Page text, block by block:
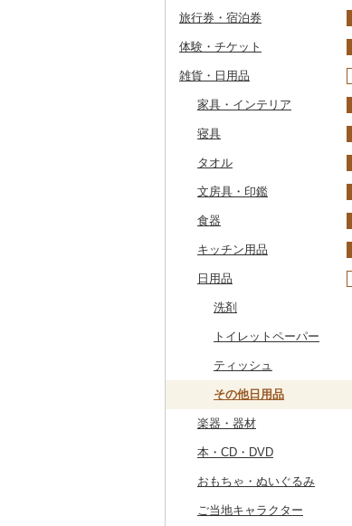
常陸牛
上州牛
飛騨牛
近江牛
神戸牛・神戸ビーフ
但馬牛
土佐あかうし
佐賀牛
長崎和牛
あか牛
宮崎牛
その他牛肉（精肉）
その他鶏肉
しじみ
サザエ
はまぐり
その他貝
イワシ
カツオ
金目鯛
クエ
くじら
サバ
さんま
鯛
のどぐろ
ふぐ
ブリ
ほっけ
その他鮮魚
タコ
海苔
わかめ
ひじき
その他海苔・海藻
干物
ししゃも
その他干物
その他魚介・加工品
しらす・ちりめん
かまぼこ・練り製品
その他魚介・加工品
あきたこまち
ひとめぼれ
ミルキークィーン
ななつぼし
その他米
みかん
レモン
不知火・デコポン
せとか
文旦
まどんな
ポンカン
その他柑橘
すいか
キウイ
柿（カキ）
ドライフルーツ
干し柿
干し芋
その他ドライフルーツ
その他果物
びわ
ブルーベリー
パイナップル
栗
その他果物
自然薯
レンコン
にんにく・生姜
その他根菜
きのこ
しいたけ
松茸
その他きのこ
その他野菜
山菜
かぼちゃ
茄子
レタス
その他野菜
その他日本酒
黒糖焼酎
その他焼酎
白ワイン
赤ワイン
シャンパン・スパーク
ウイスキー
リキュール・洋酒
甘酒
ノンアルコール
その他酒
ドリップ
静岡茶
足柄茶
知覧茶
八女茶
その他茶
みかんジュース（オレ
飲料
茶葉・ティーバッグ
その他飲料・ジュース
野菜ジュース
炭酸飲料
豆乳
その他飲料・ジュース
ゼリー
チョコレート
カステラ
アイス・ジェラート
その他洋菓子
煎餅・おかき
羊羹
饅頭
大福
その他和菓子
パスタ
ひやむぎ
そうめん
その他麺
シュウマイ
コロッケ
その他惣菜
カレー
シチュー
鍋
肉
魚
その他鍋
ピザ
レトルト
スープ
豆腐・納豆
豆腐
納豆
漬物
梅干
キムチ
その他漬物
缶詰・瓶詰
肉
魚
果物
ジャム
その他缶詰・瓶詰
乾物
燻製（スモーク）
おせち
その他加工品
塩
醤油
味噌
酢
だし
食用油
えごま油
オリーブオイル
ごま油
その他食用油
はちみつ
ドレッシング
その他調味料
みりん
ケチャップ
こしょう
その他調味料
季節・空調家電
キッチン家電
照明器具
パソコン・周辺機器
TV・オーディオ・カメラ
美容・健康家電
カー用品
時計
その他家電
旅行券・宿泊券
旅行券
JTBふるさと旅行クー
（紙券）
その他旅行券
宿泊券
体験・チケット
PayPay商品券
食事券
温泉・サウナ・スパ利用
ゴルフプレー券
GDOふるさとゴルフ
プレークーポン
その他のゴルフプレー
券
花火大会チケット
カタログギフト
その他体験・チケット
雑貨・日用品
家具・インテリア
タンス
机・テーブル
椅子・チェア・ソファ
その他家具・インテリ
寝具
布団
枕
毛布
タオルケット
その他寝具
タオル
泉州タオル
その他タオル
文房具・印鑑
ボールペン
ノート・ファイル
印鑑
その他文房具
食器
グラス・カップ
タンブラー
箸
スプーン・フォーク・
皿・椀
弁当箱
キッチン用品
包丁
フライパン
鍋
まな板
土鍋
その他キッチン用品
日用品
洗剤
トイレットペーパー
ティッシュ
その他日用品
楽器・器材
本・CD・DVD
おもちゃ・ぬいぐるみ
ご当地キャラクター